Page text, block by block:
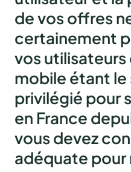
de vos offres
certainement
vos
mobile étant
privilégié pour
en France
vous devez
adéquate pour